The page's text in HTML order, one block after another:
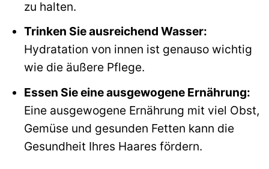
zu halten.
Trinken Sie ausreichend Wasser:
Hydratation von innen ist genauso wichtig
wie die äußere Pflege.
Essen Sie eine ausgewogene Ernährung:
Eine ausgewogene Ernährung mit viel Obst,
Gemüse und gesunden Fetten kann die
Gesundheit Ihres Haares fördern.